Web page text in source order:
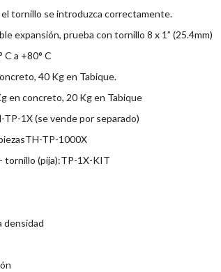
tornillo se introduzca correctamente.
expansión, prueba con tornillo 8 x 1” (25.4mm)
a +80° C
40 Kg en Tabique.
en concreto, 20 Kg en Tabique
1X (se vende por separado)
TP-1000X
tornillo (pija):TP-1X-KIT
densidad